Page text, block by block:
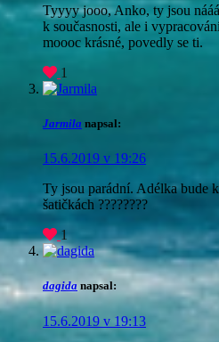
Tyyyy jooo, Anko, ty jsou
k současnosti, ale i
moooc krásné, povedly se ti.
1
Jarmila napsal:
15.6.2019 v 19:26
Ty jsou parádní. Adélka bude
šatičkách ????????
1
dagida napsal:
15.6.2019 v 19:13